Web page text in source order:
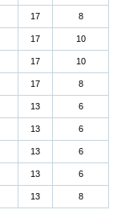
17 8
17 10
17 10
17 8
13 6
13 6
13 6
13 6
13 8